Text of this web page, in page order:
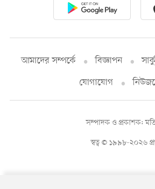
আমাদের সম্পর্কে বিজ্ঞাপন
যোগাযোগ
স্বত্ব © ১৯৯৮-২০২৬
সম্পাদক ও প্রকাশক: